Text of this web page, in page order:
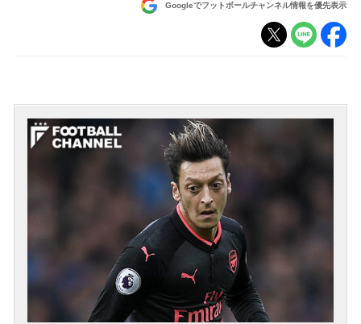
ナショナルチーム Googleでフットボールチャンネル情報を優先表示